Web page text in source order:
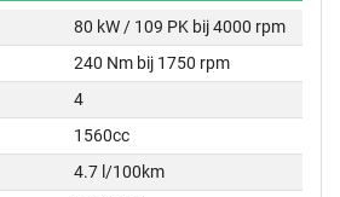
80 kW / 109 PK bij 4000 rpm
240 Nm bij 1750 rpm
4
1560cc
4.7 l/100km